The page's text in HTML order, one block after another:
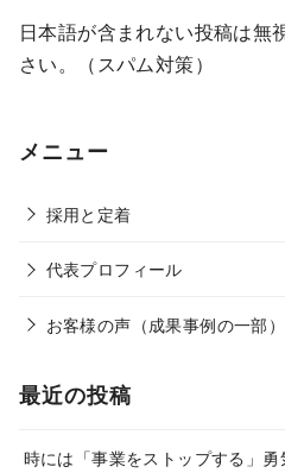
日本語が含まれない投稿は無
さい。（スパム対策）
メニュー
採用と定着
代表プロフィール
お客様の声（成果事例の一部）
最近の投稿
時には「事業をストップする」